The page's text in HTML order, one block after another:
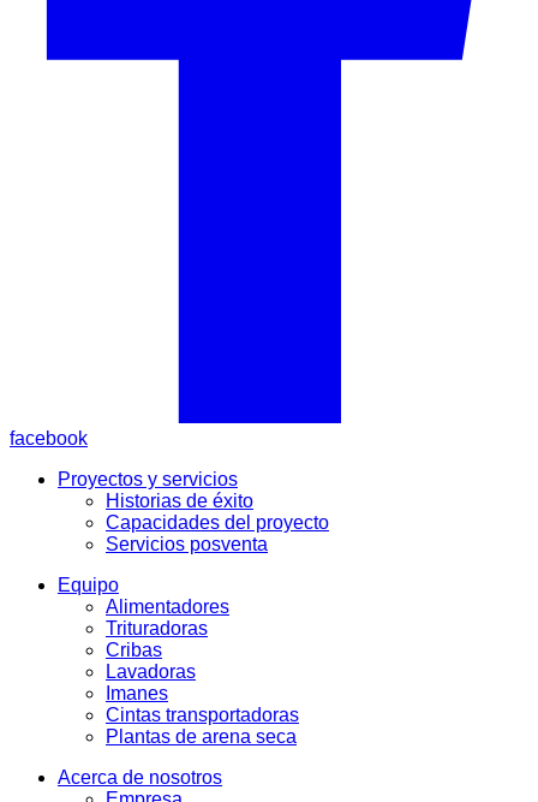
facebook
Proyectos y servicios
Historias de éxito
Capacidades del proyecto
Servicios posventa
Equipo
Alimentadores
Trituradoras
Cribas
Lavadoras
Imanes
Cintas transportadoras
Plantas de arena seca
Acerca de nosotros